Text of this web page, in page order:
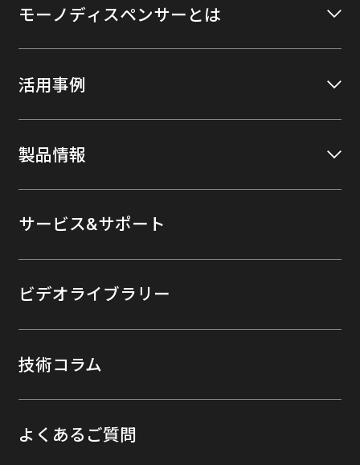
モーノディスペンサーとは
活用事例
製品情報
サービス&サポート
ビデオライブラリー
技術コラム
よくあるご質問